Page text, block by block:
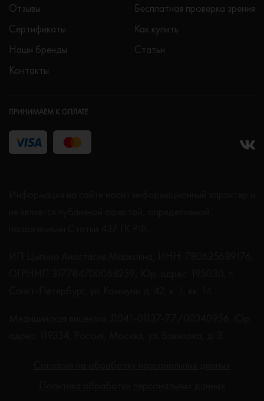
Отзывы
Сертификаты
Наши бренды
Контакты
Бесплатная проверка зрения
Как купить
Статьи
ПРИНИМАЕМ К ОПЛАТЕ